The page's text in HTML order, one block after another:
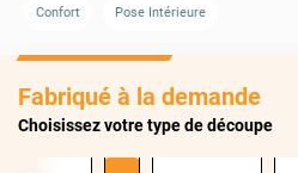
Confort Pose Intérieure
Fabriqué à la demande
Choisissez votre type de découpe